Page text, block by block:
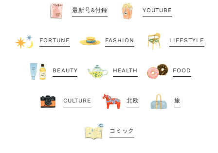
最新号&付録 YOUTUBE
FORTUNE FASHION LIFESTYLE
BEAUTY HEALTH FOOD
CULTURE 北欧 旅
コミック